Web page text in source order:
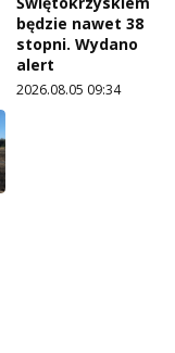
będzie nawet 38
stopni. Wydano
alert
2026.08.05 09:34